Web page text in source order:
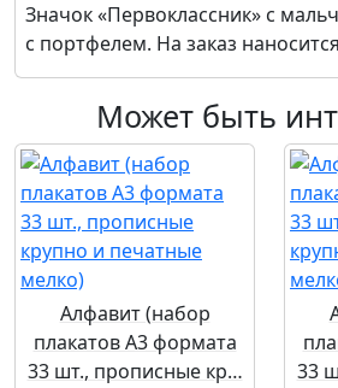
Значок «Первоклассник» с
с портфелем. На заказ
Может быть
Алфавит (набор
плакатов А3 формата
33 шт., прописные кр…
33